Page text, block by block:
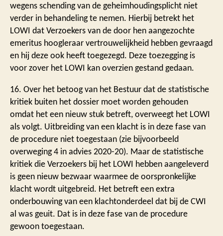
wegens schending van de geheimhoudingsplicht niet
verder in behandeling te nemen. Hierbij betrekt het
LOWI dat Verzoekers van de door hen aangezochte
emeritus hoogleraar vertrouwelijkheid hebben gevraagd
en hij deze ook heeft toegezegd. Deze toezegging is
voor zover het LOWI kan overzien gestand gedaan.
16. Over het betoog van het Bestuur dat de statistische
kritiek buiten het dossier moet worden gehouden
omdat het een nieuw stuk betreft, overweegt het LOWI
als volgt. Uitbreiding van een klacht is in deze fase van
de procedure niet toegestaan (zie bijvoorbeeld
overweging 4 in advies 2020-20). Maar de statistische
kritiek die Verzoekers bij het LOWI hebben aangeleverd
is geen nieuw bezwaar waarmee de oorspronkelijke
klacht wordt uitgebreid. Het betreft een extra
onderbouwing van een klachtonderdeel dat bij de CWI
al was geuit. Dat is in deze fase van de procedure
gewoon toegestaan.